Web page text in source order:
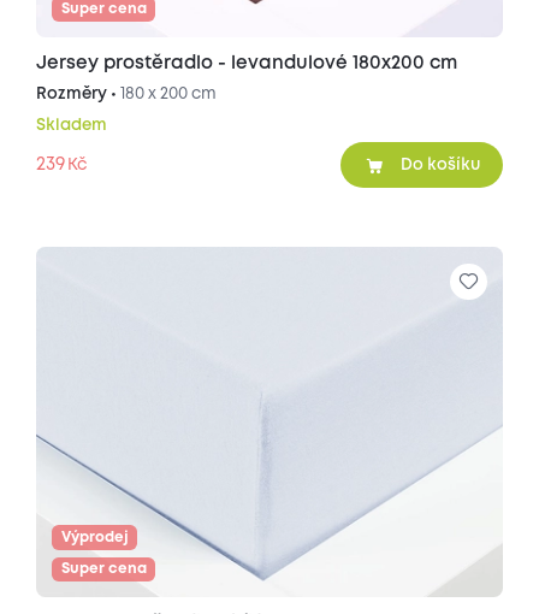
Super cena
Jersey prostěradlo - levandulové 180x200 cm
Rozměry • 180 x 200 cm
Skladem
239 Kč Do košíku
Výprodej
Super cena